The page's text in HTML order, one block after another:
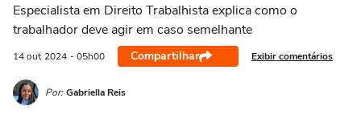
Especialista em Direito Trabalhista explica como o
trabalhador deve agir em caso semelhante
14 out 2024 - 05h00 Compartilhar Exibir comentários
Por: Gabriella Reis